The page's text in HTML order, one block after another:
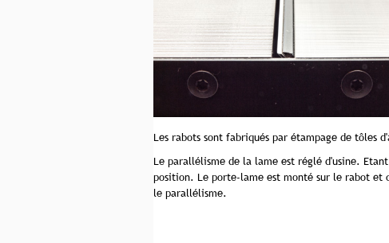
Les rabots sont fabriqués par étampage de tôles
Le parallélisme de la lame est réglé d'usine.
position. Le porte-lame est monté sur le rabot et
le parallélisme.